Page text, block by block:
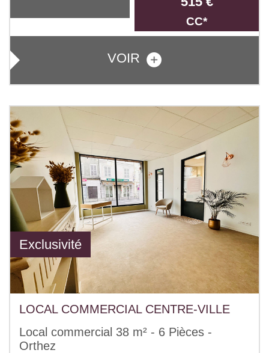
CC*
VOIR
Exclusivité
LOCAL COMMERCIAL CENTRE-VILLE
Local commercial 38 m² - 6 Pièces -
Orthez